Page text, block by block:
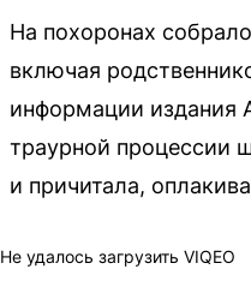
На похоронах
включая
информации издания
траурной процессии
и причитала,
Не удалось загрузить VIQEO